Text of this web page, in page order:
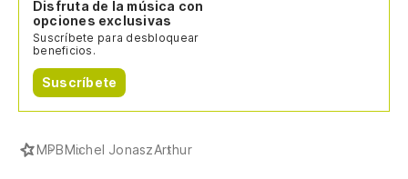
Disfruta de la música con
opciones exclusivas
Suscríbete para desbloquear
beneficios.
Suscríbete
MPBMichel JonaszArthur